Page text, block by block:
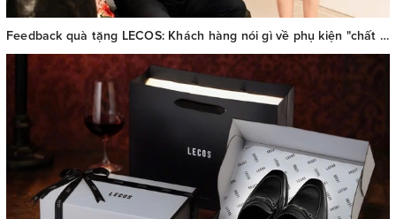
Feedback quà tặng LECOS: Khách hàng nói gì về phụ kiện "chất Pháp thượng lưu"?